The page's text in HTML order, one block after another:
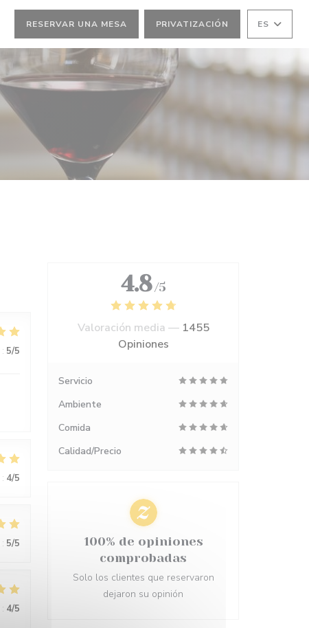
RESERVAR UNA MESA PRIVATIZACIÓN ES
: 5/5
: 4/5
: 5/5
: 4/5
4.8 /5
Valoración media — 1455
Opiniones
Servicio
Ambiente
Comida
Calidad/Precio
100% de opiniones
comprobadas
Solo los clientes que reservaron
dejaron su opinión